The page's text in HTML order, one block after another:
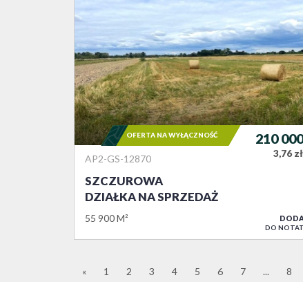
AP2-GS-12870
SZCZUROWA
DZIAŁKA NA SPRZEDAŻ
55 900 M²
210
3,76
OFERTA NA WYŁĄCZNOŚĆ
DO
« 1 2 3 4 5 6 7 ... 8